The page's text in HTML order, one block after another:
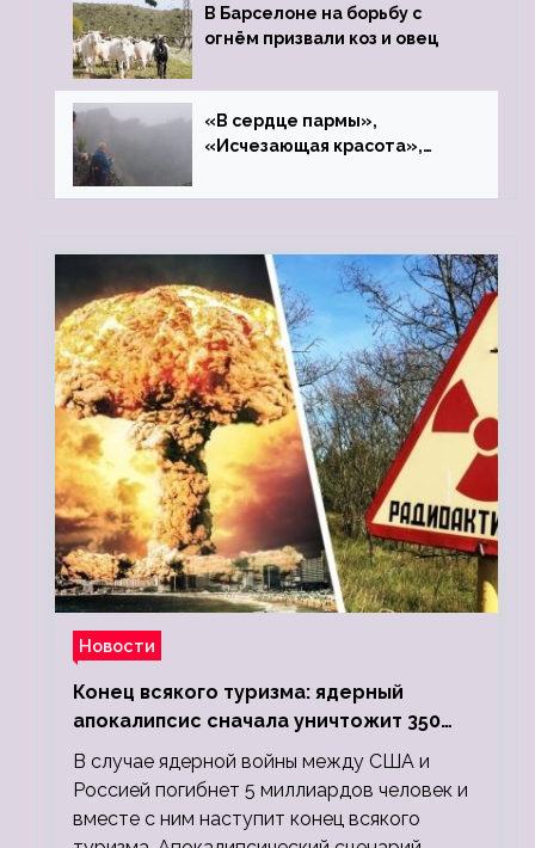
В Барселоне на борьбу с
огнём призвали коз и овец
«В сердце пармы»,
«Исчезающая красота»,
Новости
Конец всякого туризма: ядерный
апокалипсис сначала уничтожит 350
миллионов, а потом 5 миллиардов
людей
В случае ядерной войны между США и
Россией погибнет 5 миллиардов человек и
вместе с ним наступит конец всякого